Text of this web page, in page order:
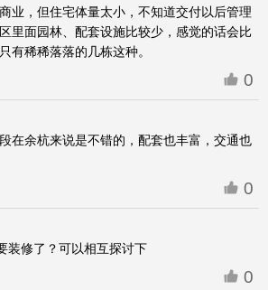
业，但住宅体量太小，不知道交付以后管理
里面园林、配套设施比较少，感觉的话会比
有稀稀落落的几栋这种。
0
在余杭来说是不错的，配套也丰富，交通也
0
装修了？可以相互探讨下
0